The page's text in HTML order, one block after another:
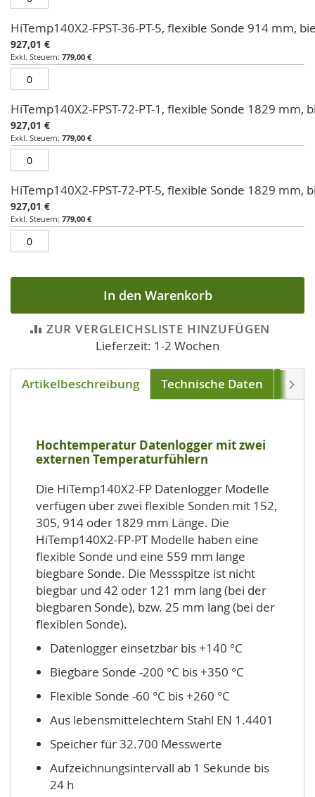
HiTemp140X2-FPST-36-PT-5, flexible Sonde 914 mm,
927,01 €
779,00 €
HiTemp140X2-FPST-72-PT-1, flexible Sonde 1829 mm,
927,01 €
779,00 €
HiTemp140X2-FPST-72-PT-5, flexible Sonde 1829 mm,
927,01 €
779,00 €
In den Warenkorb
ZUR VERGLEICHSLISTE HINZUFÜGEN
Lieferzeit: 1-2 Wochen
Artikelbeschreibung Technische Daten
Hochtemperatur Datenlogger mit zwei
externen Temperaturfühlern
Die HiTemp140X2-FP Datenlogger Modelle
verfügen über zwei flexible Sonden mit 152,
305, 914 oder 1829 mm Länge. Die
HiTemp140X2-FP-PT Modelle haben eine
flexible Sonde und eine 559 mm lange
biegbare Sonde. Die Messspitze ist nicht
biegbar und 42 oder 121 mm lang (bei der
biegbaren Sonde), bzw. 25 mm lang (bei der
flexiblen Sonde).
Datenlogger einsetzbar bis +140 °C
Biegbare Sonde -200 °C bis +350 °C
Flexible Sonde -60 °C bis +260 °C
Aus lebensmittelechtem Stahl EN 1.4401
Speicher für 32.700 Messwerte
Aufzeichnungsintervall ab 1 Sekunde bis
24 h